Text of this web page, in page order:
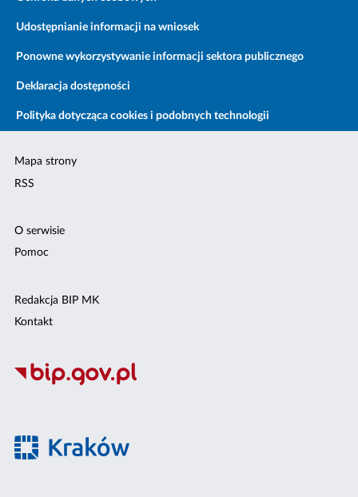
Udostępnianie informacji na wniosek
Ponowne wykorzystywanie informacji sektora publicznego
Deklaracja dostępności
Polityka dotycząca cookies i podobnych technologii
Mapa strony
RSS
O serwisie
Pomoc
Redakcja BIP MK
Kontakt